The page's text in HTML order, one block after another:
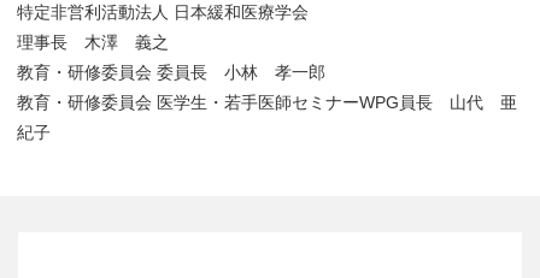
特定非営利活動法人 日本緩和医療学会
理事長 木澤 義之
教育・研修委員会 委員長 小林 孝一郎
教育・研修委員会 医学生・若手医師セミナーWPG員長 山代 亜
紀子